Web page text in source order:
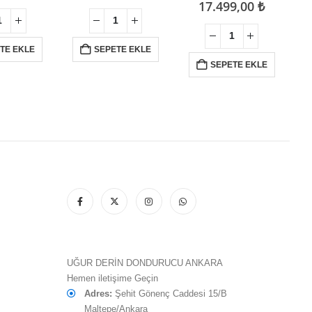
EKLE
7.749,00 ₺.
SEPETE EKLE
fiyat:
17.499,00₺Şu
SEPETE EKLE
UĞUR DERİN DONDURUCU ANKARA
Hemen iletişime Geçin
Adres: Şehit Gönenç Caddesi 15/B
Maltepe/Ankara